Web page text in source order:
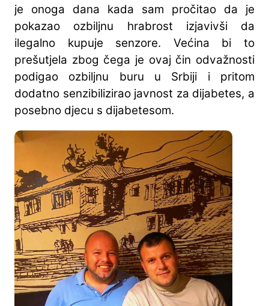
je onoga dana kada sam pročitao da je
pokazao ozbiljnu hrabrost izjavivši da
ilegalno kupuje senzore. Većina bi to
prešutjela zbog čega je ovaj čin odvažnosti
podigao ozbiljnu buru u Srbiji i pritom
dodatno senzibilizirao javnost za dijabetes, a
posebno djecu s dijabetesom.